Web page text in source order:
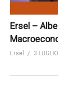
Ersel –
Ersel 3